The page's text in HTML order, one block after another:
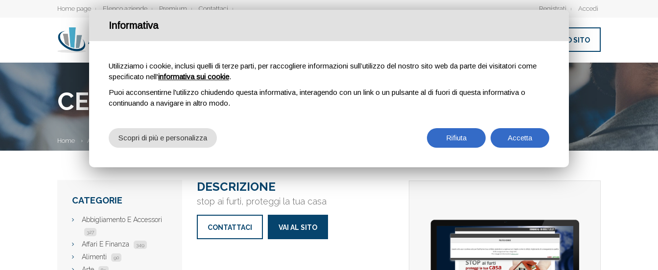
Home page Elenco aziende Premium Contattaci Registrati Accedi
INSERISCI IL TUO SITO
CENTRO ANTIFURTI
Home Aziende Centro Antifurti
CATEGORIE
Abbigliamento E Accessori
327
Affari E Finanza 349
Alimenti 90
DESCRIZIONE
stop ai furti, proteggi la tua casa
CONTATTACI VAI AL SITO
Informativa
Utilizziamo i cookie, inclusi quelli di terze parti, per raccogliere informazioni sull’utilizzo del nostro sito web da parte dei visitatori come
specificato nell'informativa sui cookie.
Puoi acconsentirne l'utilizzo chiudendo questa informativa, interagendo con un link o un pulsante al di fuori di questa informativa o
continuando a navigare in altro modo.
Rifiuta Accetta
Scopri di più e personalizza